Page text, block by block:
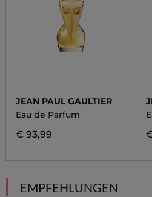
JEAN PAUL GAULTIER
Eau de Parfum
€ 93,99
EMPFEHLUNGEN